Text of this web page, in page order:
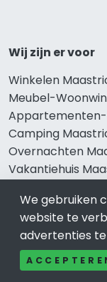
Wij zijn er voor
Winkelen
Meubel-
Camping
Overnachten
Vakantiehuis
Thema’s
Klussenbedrijf
We gebruiken
website te
advertenties